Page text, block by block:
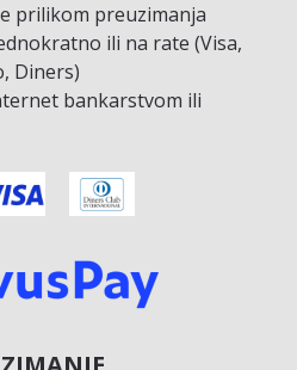
prilikom preuzimanja
ili na rate (Visa,
Diners)
bankarstvom ili